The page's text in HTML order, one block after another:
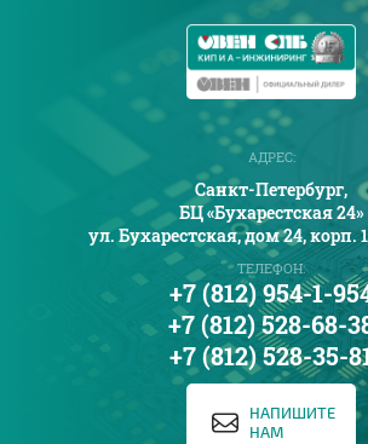
АДРЕС:
Санкт-Петербург,
БЦ «Бухарестская 24»
ул. Бухарестская, дом 24, корп.
ТЕЛЕФОН:
+7 (812) 954-1-
+7 (812) 528-68-
+7 (812) 528-35-
НАПИШИТЕ
НАМ